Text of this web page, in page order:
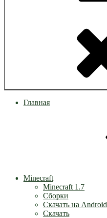
Главная
Minecraft
Minecraft 1.7
Сборки
Скачать на Android
Скачать